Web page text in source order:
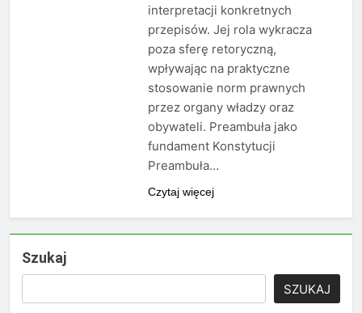
interpretacji konkretnych
przepisów. Jej rola wykracza
poza sferę retoryczną,
wpływając na praktyczne
stosowanie norm prawnych
przez organy władzy oraz
obywateli. Preambuła jako
fundament Konstytucji
Preambuła…
Czytaj więcej
Szukaj
SZUKAJ